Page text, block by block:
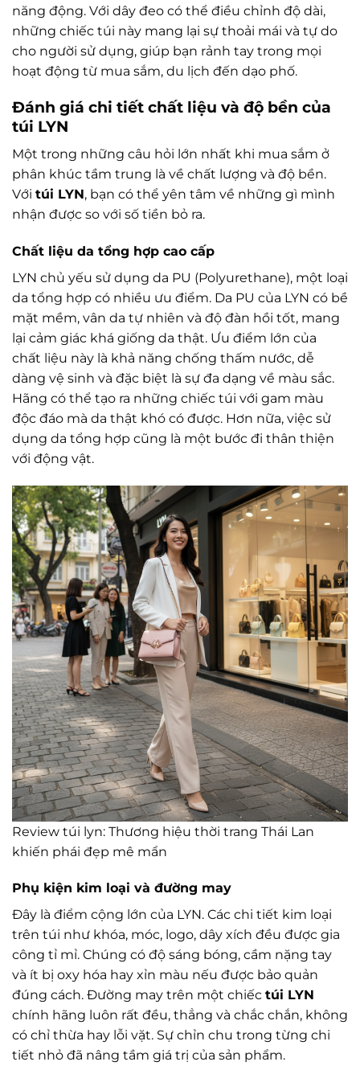
năng động. Với dây đeo có thể điều chỉnh độ dài,
những chiếc túi này mang lại sự thoải mái và tự do
cho người sử dụng, giúp bạn rảnh tay trong mọi
hoạt động từ mua sắm, du lịch đến dạo phố.
Đánh giá chi tiết chất liệu và độ bền của
túi LYN
Một trong những câu hỏi lớn nhất khi mua sắm ở
phân khúc tầm trung là về chất lượng và độ bền.
Với túi LYN, bạn có thể yên tâm về những gì mình
nhận được so với số tiền bỏ ra.
Chất liệu da tổng hợp cao cấp
LYN chủ yếu sử dụng da PU (Polyurethane), một loại
da tổng hợp có nhiều ưu điểm. Da PU của LYN có bề
mặt mềm, vân da tự nhiên và độ đàn hồi tốt, mang
lại cảm giác khá giống da thật. Ưu điểm lớn của
chất liệu này là khả năng chống thấm nước, dễ
dàng vệ sinh và đặc biệt là sự đa dạng về màu sắc.
Hãng có thể tạo ra những chiếc túi với gam màu
độc đáo mà da thật khó có được. Hơn nữa, việc sử
dụng da tổng hợp cũng là một bước đi thân thiện
với động vật.
Review túi lyn: Thương hiệu thời trang Thái Lan
khiến phái đẹp mê mẩn
Phụ kiện kim loại và đường may
Đây là điểm cộng lớn của LYN. Các chi tiết kim loại
trên túi như khóa, móc, logo, dây xích đều được gia
công tỉ mỉ. Chúng có độ sáng bóng, cầm nặng tay
và ít bị oxy hóa hay xỉn màu nếu được bảo quản
đúng cách. Đường may trên một chiếc túi LYN
chính hãng luôn rất đều, thẳng và chắc chắn, không
có chỉ thừa hay lỗi vặt. Sự chỉn chu trong từng chi
tiết nhỏ đã nâng tầm giá trị của sản phẩm.